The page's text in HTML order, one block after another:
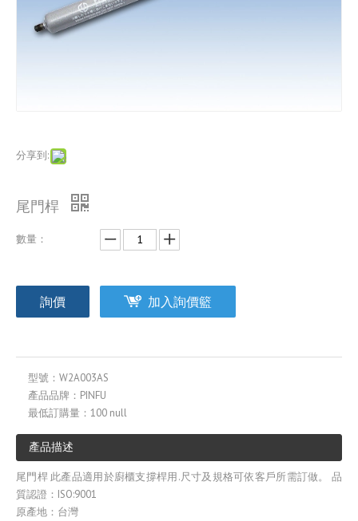
分享到:
尾門桿
數量：
詢價 加入詢價籃
型號： W2A003AS
產品品牌： PINFU
最低訂購量： 100 null
產品描述
尾門桿 此產品適用於廚櫃支撐桿用.尺寸及規格可依客戶所需訂做。 品
質認證：ISO:9001
原產地：台灣